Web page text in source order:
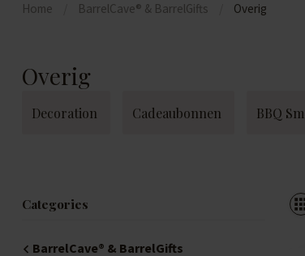
Home BarrelCave® & BarrelGifts Overig
Overig
Decoration Cadeaubonnen BBQ
Categories
BarrelCave® & BarrelGifts